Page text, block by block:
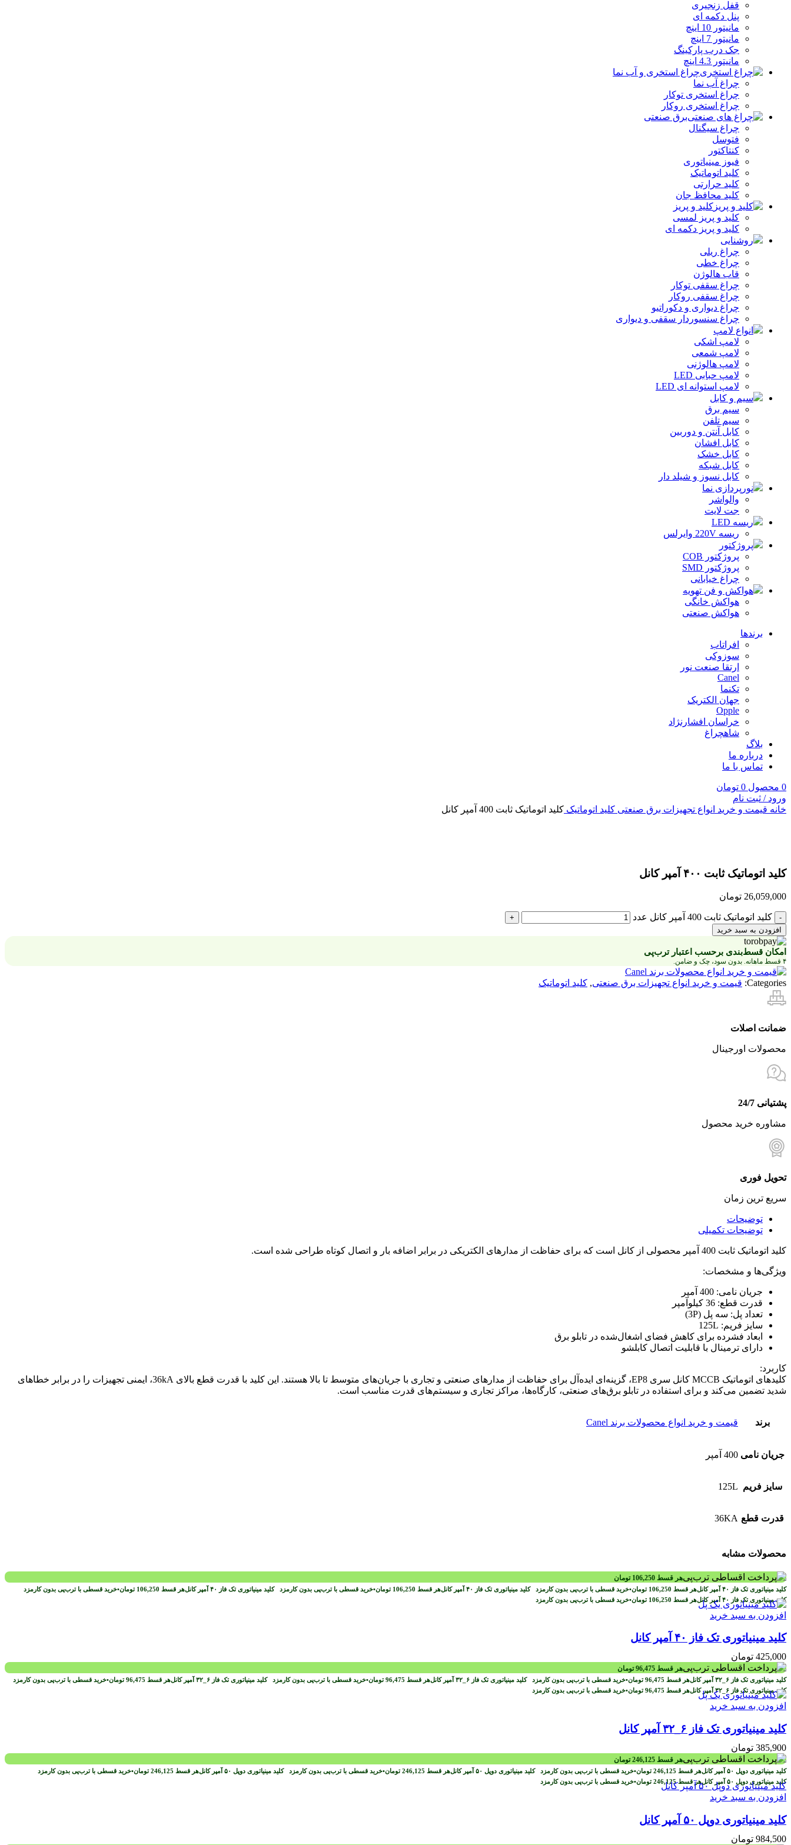
قفل زنجیری
پنل دکمه‌ ای
مانیتور 10 اینچ
مانیتور 7 اینچ
جک درب پارکینگ
مانیتور 4.3 اینچ
چراغ استخری و آب نما
چراغ آب نما
چراغ استخری توکار
چراغ استخری روکار
برق صنعتی
چراغ سیگنال
فتوسل
کنتاکتور
فیوز مینیاتوری
کلید اتوماتیک
کلید حرارتی
کلید محافظ جان
کلید و پریز
کلید و پریز لمسی
کلید و پریز دکمه‌ ای
روشنایی
چراغ ریلی
چراغ خطی
قاب هالوژن
چراغ سقفی توکار
چراغ سقفی روکار
چراغ دیواری و دکوراتیو
چراغ سنسوردار سقفی و دیواری
انواع لامپ
لامپ اشکی
لامپ شمعی
لامپ هالوژنی
لامپ حبابی LED
لامپ استوانه ای LED
سیم و کابل
سیم برق
سیم تلفن
کابل آنتن و دوربین
کابل افشان
کابل خشک
کابل شبکه
کابل نسوز و شیلد دار
نورپردازی نما
والواشر
جت لایت
ریسه LED
ریسه 220V وایرلس
پروژکتور
پروژکتور COB
پروژکتور SMD
چراغ خیابانی
هواکش و فن تهویه
هواکش خانگی
هواکش صنعتی
برندها
افراتاب
سوزوکی
ارتقا صنعت نور
Canel
تکنما
جهان الکتریک
Opple
خراسان افشارنژاد
شاهچراغ
بلاگ
درباره ما
تماس با ما
0 محصول 0 تومان
ورود / ثبت نام
خانه قیمت و خرید انواع تجهیزات برق صنعتی کلید اتوماتیک کلید اتوماتیک ثابت 400 آمپر کانل
کلید اتوماتیک ثابت ۴۰۰ آمپر کانل
26,059,000 تومان
کلید اتوماتیک ثابت 400 آمپر کانل عدد
افزودن به سبد خرید
امکان قسط‌بندی برحسب اعتبار ترب‌پی
۴ قسط ماهانه. بدون سود، چک و ضامن.
Categories: قیمت و خرید انواع تجهیزات برق صنعتی, کلید اتوماتیک
ضمانت اصلات
محصولات اورجینال
پشتیانی 24/7
مشاوره خرید محصول
تحویل فوری
سریع ترین زمان
توضیحات
توضیحات تکمیلی
کلید اتوماتیک ثابت 400 آمپر محصولی از کانل است که برای حفاظت از مدارهای الکتریکی در برابر اضافه بار و اتصال کوتاه طراحی شده است.
ویژگی‌ها و مشخصات:
جریان نامی: 400 آمپر
قدرت قطع: 36 کیلوآمپر
تعداد پل: سه پل (3P)
سایز فریم: 125L
ابعاد فشرده برای کاهش فضای اشغال‌شده در تابلو برق
دارای ترمینال با قابلیت اتصال کابلشو
کاربرد:
کلیدهای اتوماتیک MCCB کانل سری EP8، گزینه‌ای ایده‌آل برای حفاظت از مدارهای صنعتی و تجاری با جریان‌های متوسط تا بالا هستند. این کلید با قدرت قطع بالای 36kA، ایمنی تجهیزات را در برابر خطاهای
شدید تضمین می‌کند و برای استفاده در تابلو برق‌های صنعتی، کارگاه‌ها، مراکز تجاری و سیستم‌های قدرت مناسب است.
برند قیمت و خرید انواع محصولات برند Canel
جریان نامی 400 آمپر
سایز فریم 125L
قدرت قطع 36KA
محصولات مشابه
هر قسط 106,250 تومان
هر قسط 106,250 تومان•خرید قسطی با ترب‌پی بدون کارمزد هر قسط 106,250 تومان•خرید قسطی با ترب‌پی بدون کارمزد هر قسط 106,250 تومان•خرید قسطی با ترب‌پی بدون کارمزد
هر قسط 106,250 تومان•خرید قسطی با ترب‌پی بدون کارمزد
افزودن به سبد خرید
کلید مینیاتوری تک فاز ۴۰ آمپر کانل
425,000 تومان
هر قسط 96,475 تومان
هر قسط 96,475 تومان•خرید قسطی با ترب‌پی بدون کارمزد هر قسط 96,475 تومان•خرید قسطی با ترب‌پی بدون کارمزد هر قسط 96,475 تومان•خرید قسطی با ترب‌پی بدون کارمزد
هر قسط 96,475 تومان•خرید قسطی با ترب‌پی بدون کارمزد
افزودن به سبد خرید
کلید مینیاتوری تک فاز ۶_۳۲ آمپر کانل
385,900 تومان
هر قسط 246,125 تومان
هر قسط 246,125 تومان•خرید قسطی با ترب‌پی بدون کارمزد هر قسط 246,125 تومان•خرید قسطی با ترب‌پی بدون کارمزد هر قسط 246,125 تومان•خرید قسطی با ترب‌پی بدون کارمزد
هر قسط246,125 تومان•خرید قسطی با ترب‌پی بدون کارمزد
افزودن به سبد خرید
کلید مینیاتوری دوپل ۵۰ آمپر کانل
984,500 تومان